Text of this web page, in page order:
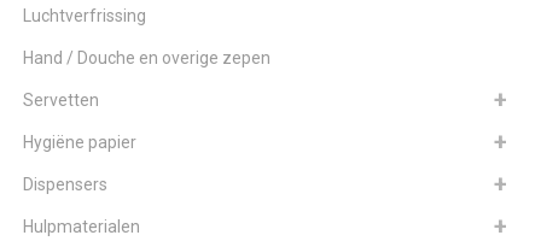
Luchtverfrissing
Hand / Douche en overige zepen
Servetten
Hygiëne papier
Dispensers
Hulpmaterialen